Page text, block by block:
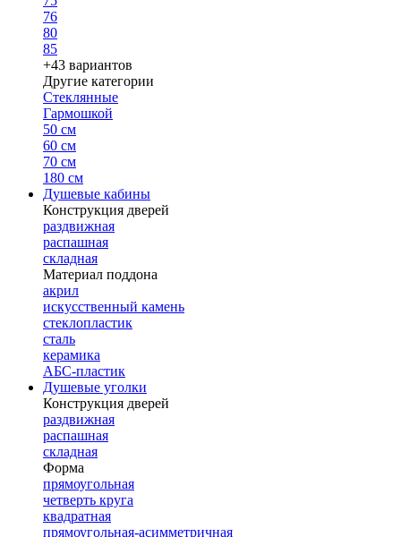
76
80
85
+43 вариантов
Другие категории
Стеклянные
Гармошкой
50 см
60 см
70 см
180 см
Душевые кабины
Конструкция дверей
раздвижная
распашная
складная
Материал поддона
акрил
искусственный камень
стеклопластик
сталь
керамика
АБС-пластик
Душевые уголки
Конструкция дверей
раздвижная
распашная
складная
Форма
прямоугольная
четверть круга
квадратная
прямоугольная-асимметричная